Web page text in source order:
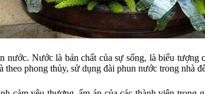
nước. Nước là bản chất của sự sống, là biểu
phong thủy, sử dụng đài phun nước trong nhà